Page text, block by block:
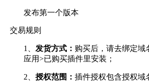
发布第一个版本
交易规则
1、 发货方式： 购买后，请去绑定域
应用>已购买插件里安装；
2、 授权范围： 插件授权包含授权域